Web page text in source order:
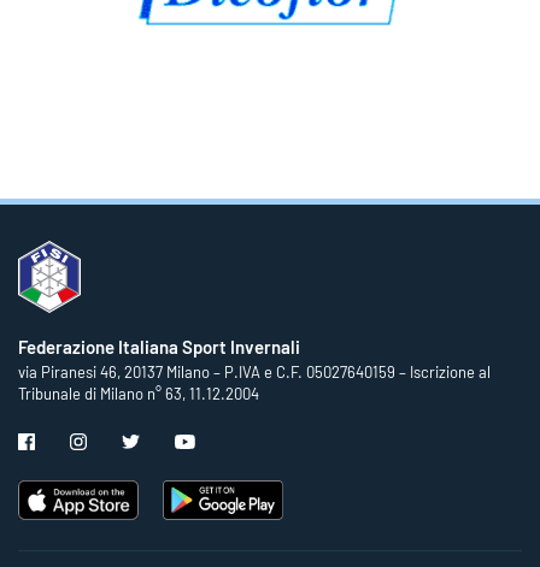
Federazione Italiana Sport Invernali
via Piranesi 46, 20137 Milano – P.IVA e C.F. 05027640159 – Iscrizione al
Tribunale di Milano n° 63, 11.12.2004